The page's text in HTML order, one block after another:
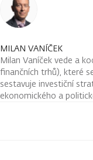
MILAN VANÍČEK
Milan Vaníček vede a
finančních trhů), které
sestavuje investiční
ekonomického a